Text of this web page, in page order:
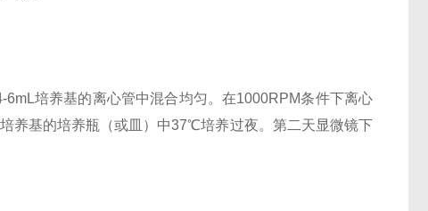
培养基的离心管中混合均匀。在1000RPM条件下离心
养基的培养瓶（或皿）中37℃培养过夜。第二天显微镜下